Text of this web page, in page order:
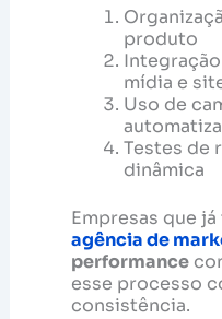
produto
mídia e
Uso de
Testes de
dinâmica
Empresas que
agência de
performance
esse processo
consistência.